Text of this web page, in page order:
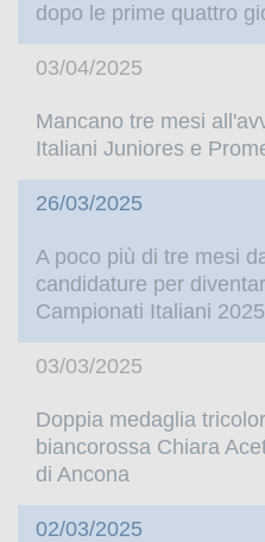
dopo le prime quattro
03/04/2025
Mancano tre mesi
Italiani Juniores e
26/03/2025
A poco più di tre mesi
candidature per
Campionati Italiani 2025
03/03/2025
Doppia medaglia
biancorossa Chiara
di Ancona
02/03/2025